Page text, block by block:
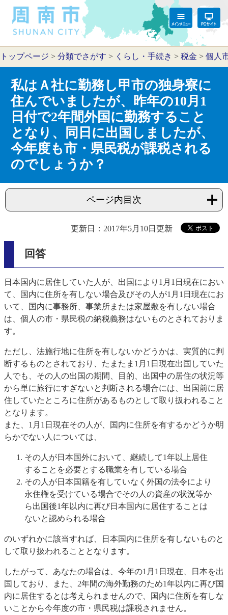
トップページ > 分類でさがす > くらし・手続き > 税金 > 個人
私はＡ社に勤務し甲市の独身寮に
住んでいましたが、昨年の10月1
日付で2年間外国に勤務すること
となり、同日に出国しましたが、
今年度も市・県民税が課税される
のでしょうか？
ページ内目次
更新日：2017年5月10日更新
回答
日本国内に居住していた人が、出国により1月1日現在におい
て、国内に住所を有しない場合及びその人が1月1日現在にお
いて、国内に事務所、事業所または家屋敷を有しない場合
は、個人の市・県民税の納税義務はないものとされておりま
す。
ただし、法施行地に住所を有しないかどうかは、実質的に判
断するものとされており、たまたま1月1日現在出国していた
人でも、その人の出国の期間、目的、出国中の居住の状況等
から単に旅行にすぎないと判断される場合には、出国前に居
住していたところに住所があるものとして取り扱われること
となります。
また、1月1日現在その人が、国内に住所を有するかどうか明
らかでない人については、
その人が日本国外において、継続して1年以上居住
することを必要とする職業を有している場合
その人が日本国籍を有していなく外国の法令により
永住権を受けている場合でその人の資産の状況等か
ら出国後1年以内に再び日本国内に居住することは
ないと認められる場合
のいずれかに該当すれば、日本国内に住所を有しないものと
して取り扱われることとなります。
したがって、あなたの場合は、今年の1月1日現在、日本を出
国しており、また、2年間の海外勤務のため1年以内に再び国
内に居住するとは考えられませんので、国内に住所を有しな
いことから今年度の市・県民税は課税されません。